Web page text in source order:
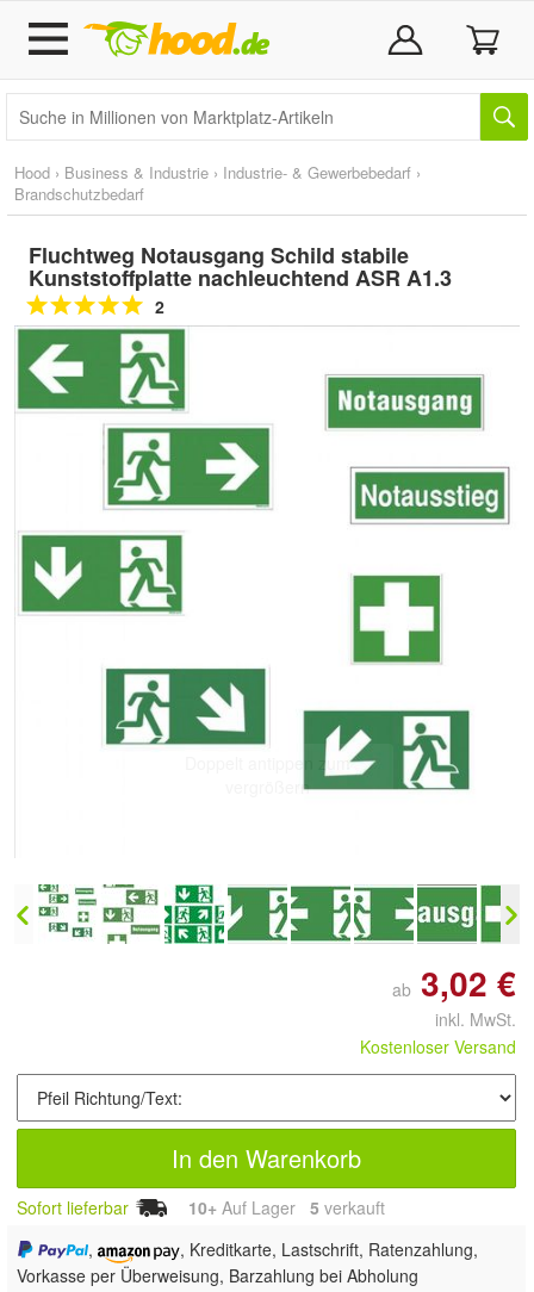
Hood › Business & Industrie › Industrie- & Gewerbebedarf ›
Brandschutzbedarf
Fluchtweg Notausgang Schild stabile
Kunststoffplatte nachleuchtend ASR A1.3
2
Doppelt antippen zum
vergrößern
ab 3,02 €
inkl. MwSt.
Kostenloser Versand
In den Warenkorb
Sofort lieferbar 10+ Auf Lager 5 verkauft
,
, Kreditkarte, Lastschrift, Ratenzahlung,
Vorkasse per Überweisung, Barzahlung bei Abholung